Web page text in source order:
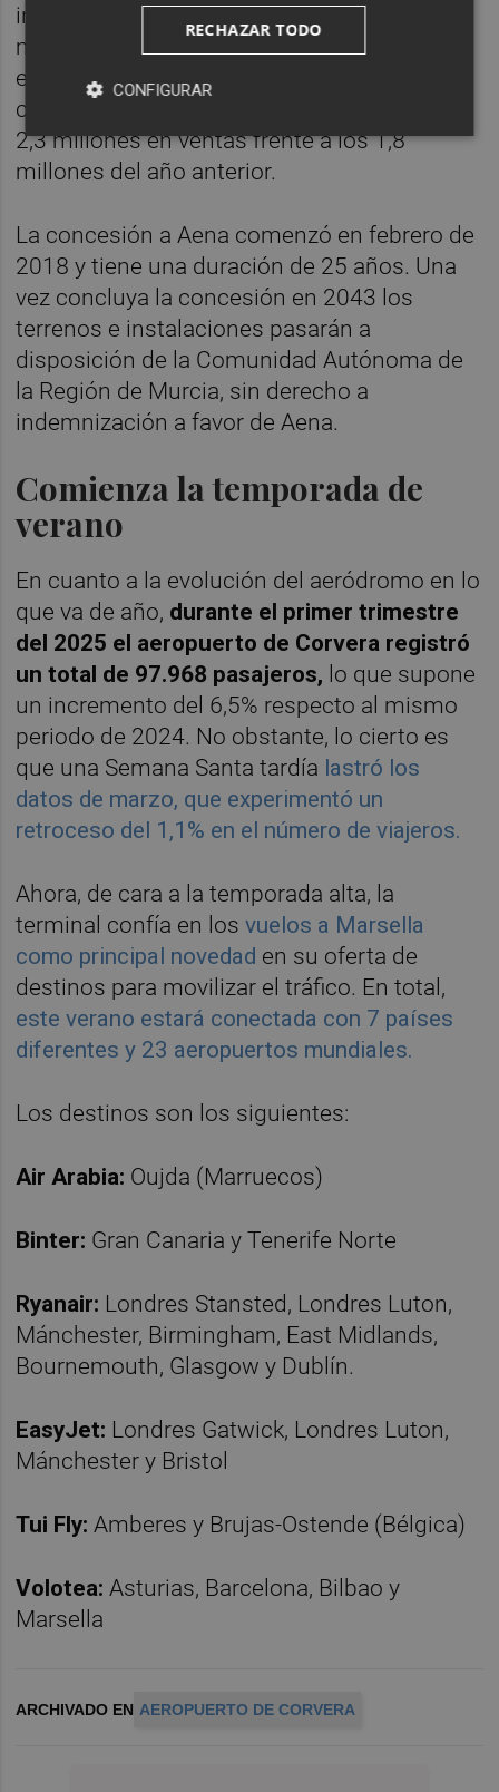
ingresaron en 2023 se transformaron en 4,6
millones en el pasado 2024. Por el contrario,
el primer trimestre, el más modesto en
cuanto a actividad, concluyó este 2024 con
2,3 millones en ventas frente a los 1,8
millones del año anterior.
La concesión a Aena comenzó en febrero de
2018 y tiene una duración de 25 años. Una
vez concluya la concesión en 2043 los
terrenos e instalaciones pasarán a
disposición de la Comunidad Autónoma de
la Región de Murcia, sin derecho a
indemnización a favor de Aena.
Comienza la temporada de
verano
En cuanto a la evolución del aeródromo en lo
que va de año, durante el primer trimestre
del 2025 el aeropuerto de Corvera registró
un total de 97.968 pasajeros, lo que supone
un incremento del 6,5% respecto al mismo
periodo de 2024. No obstante, lo cierto es
que una Semana Santa tardía lastró los
datos de marzo, que experimentó un
retroceso del 1,1% en el número de viajeros.
Ahora, de cara a la temporada alta, la
terminal confía en losvuelos a Marsella
como principal novedad en su oferta de
destinos para movilizar el tráfico. En total,
este verano estará conectada con 7 países
diferentes y 23 aeropuertos mundiales.
Los destinos son los siguientes:
Air Arabia: Oujda (Marruecos)
Binter: Gran Canaria y Tenerife Norte
Ryanair: Londres Stansted, Londres Luton,
Mánchester, Birmingham, East Midlands,
Bournemouth, Glasgow y Dublín.
EasyJet: Londres Gatwick, Londres Luton,
Mánchester y Bristol
Tui Fly: Amberes y Brujas-Ostende (Bélgica)
Volotea: Asturias, Barcelona, Bilbao y
Marsella
ARCHIVADO EN AEROPUERTO DE CORVERA
RECHAZAR TODO
CONFIGURAR